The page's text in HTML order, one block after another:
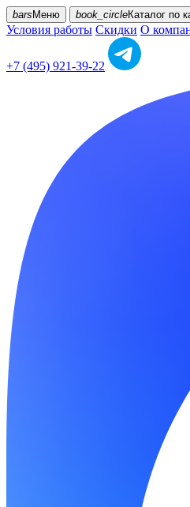
bars Меню book_circleКаталог по
Условия работы Скидки О
+7 (495) 921-39-22